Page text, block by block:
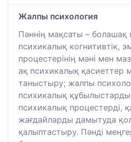
Жалпы психология
Пәннің мақсаты – болашақ
психикалық когнитивтік,
процестерінің мәні мен
ақ психикалық қасиеттер
таныстыру; жалпы
психикалық
психикалық процестерді,
жағдайларды дамытуда
қалыптастыру. Пәнді